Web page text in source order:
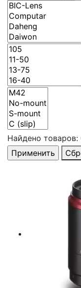
Найдено товаров: